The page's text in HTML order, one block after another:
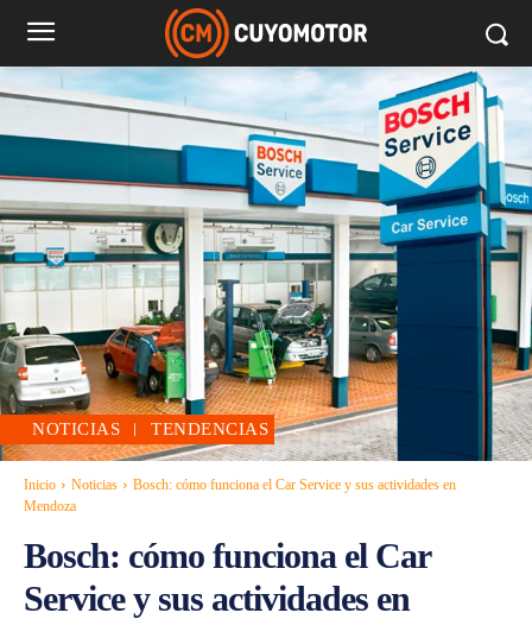
NOTICIAS TENDENCIAS
Inicio Noticias
Bosch: cómo funciona el Car Service y sus actividades en
Mendoza
Bosch: cómo funciona el Car
Service y sus actividades en